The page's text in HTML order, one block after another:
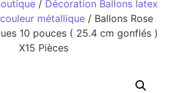
/ Décoration Ballons latex
métallique / Ballons Rose
10 pouces ( 25.4 cm gonflés )
X15 Pièces